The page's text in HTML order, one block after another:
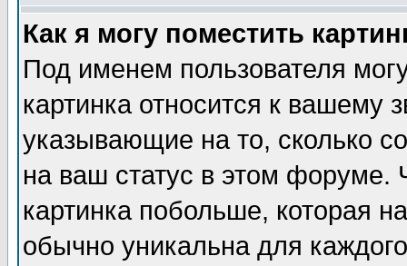
Как я могу поместить
Под именем пользователя
картинка относится к вашему
указывающие на то, сколько
на ваш статус в этом форуме.
картинка побольше, которая
обычно уникальна для